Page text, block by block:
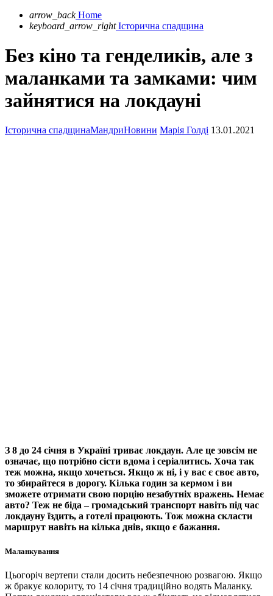
arrow_back Home
keyboard_arrow_right Історична спадщина
Без кіно та генделиків, але з
маланками та замками: чим
зайнятися на локдауні
Історична спадщинаМандриНовини Марія Голді 13.01.2021
З 8 до 24 січня в Україні триває локдаун. Але це зовсім не
означає, що потрібно сісти вдома і серіалитись. Хоча так
теж можна, якщо хочеться. Якщо ж ні, і у вас є своє авто,
то збирайтеся в дорогу. Кілька годин за кермом і ви
зможете отримати свою порцію незабутніх вражень. Немає
авто? Теж не біда – громадський транспорт навіть під час
локдауну їздить, а готелі працюють. Тож можна скласти
маршрут навіть на кілька днів, якщо є бажання.
Маланкування
Цьогоріч вертепи стали досить небезпечною розвагою. Якщо
ж бракує колориту, то 14 січня традиційно водять Маланку.